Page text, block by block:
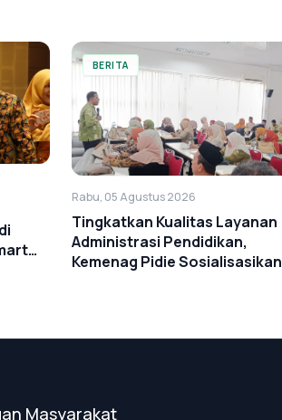
BERITA
Rabu, 05 Agustus 2026
Tingkatkan Kualitas Layanan
Administrasi Pendidikan,
Kemenag Pidie Sosialisasikan
Masyarakat